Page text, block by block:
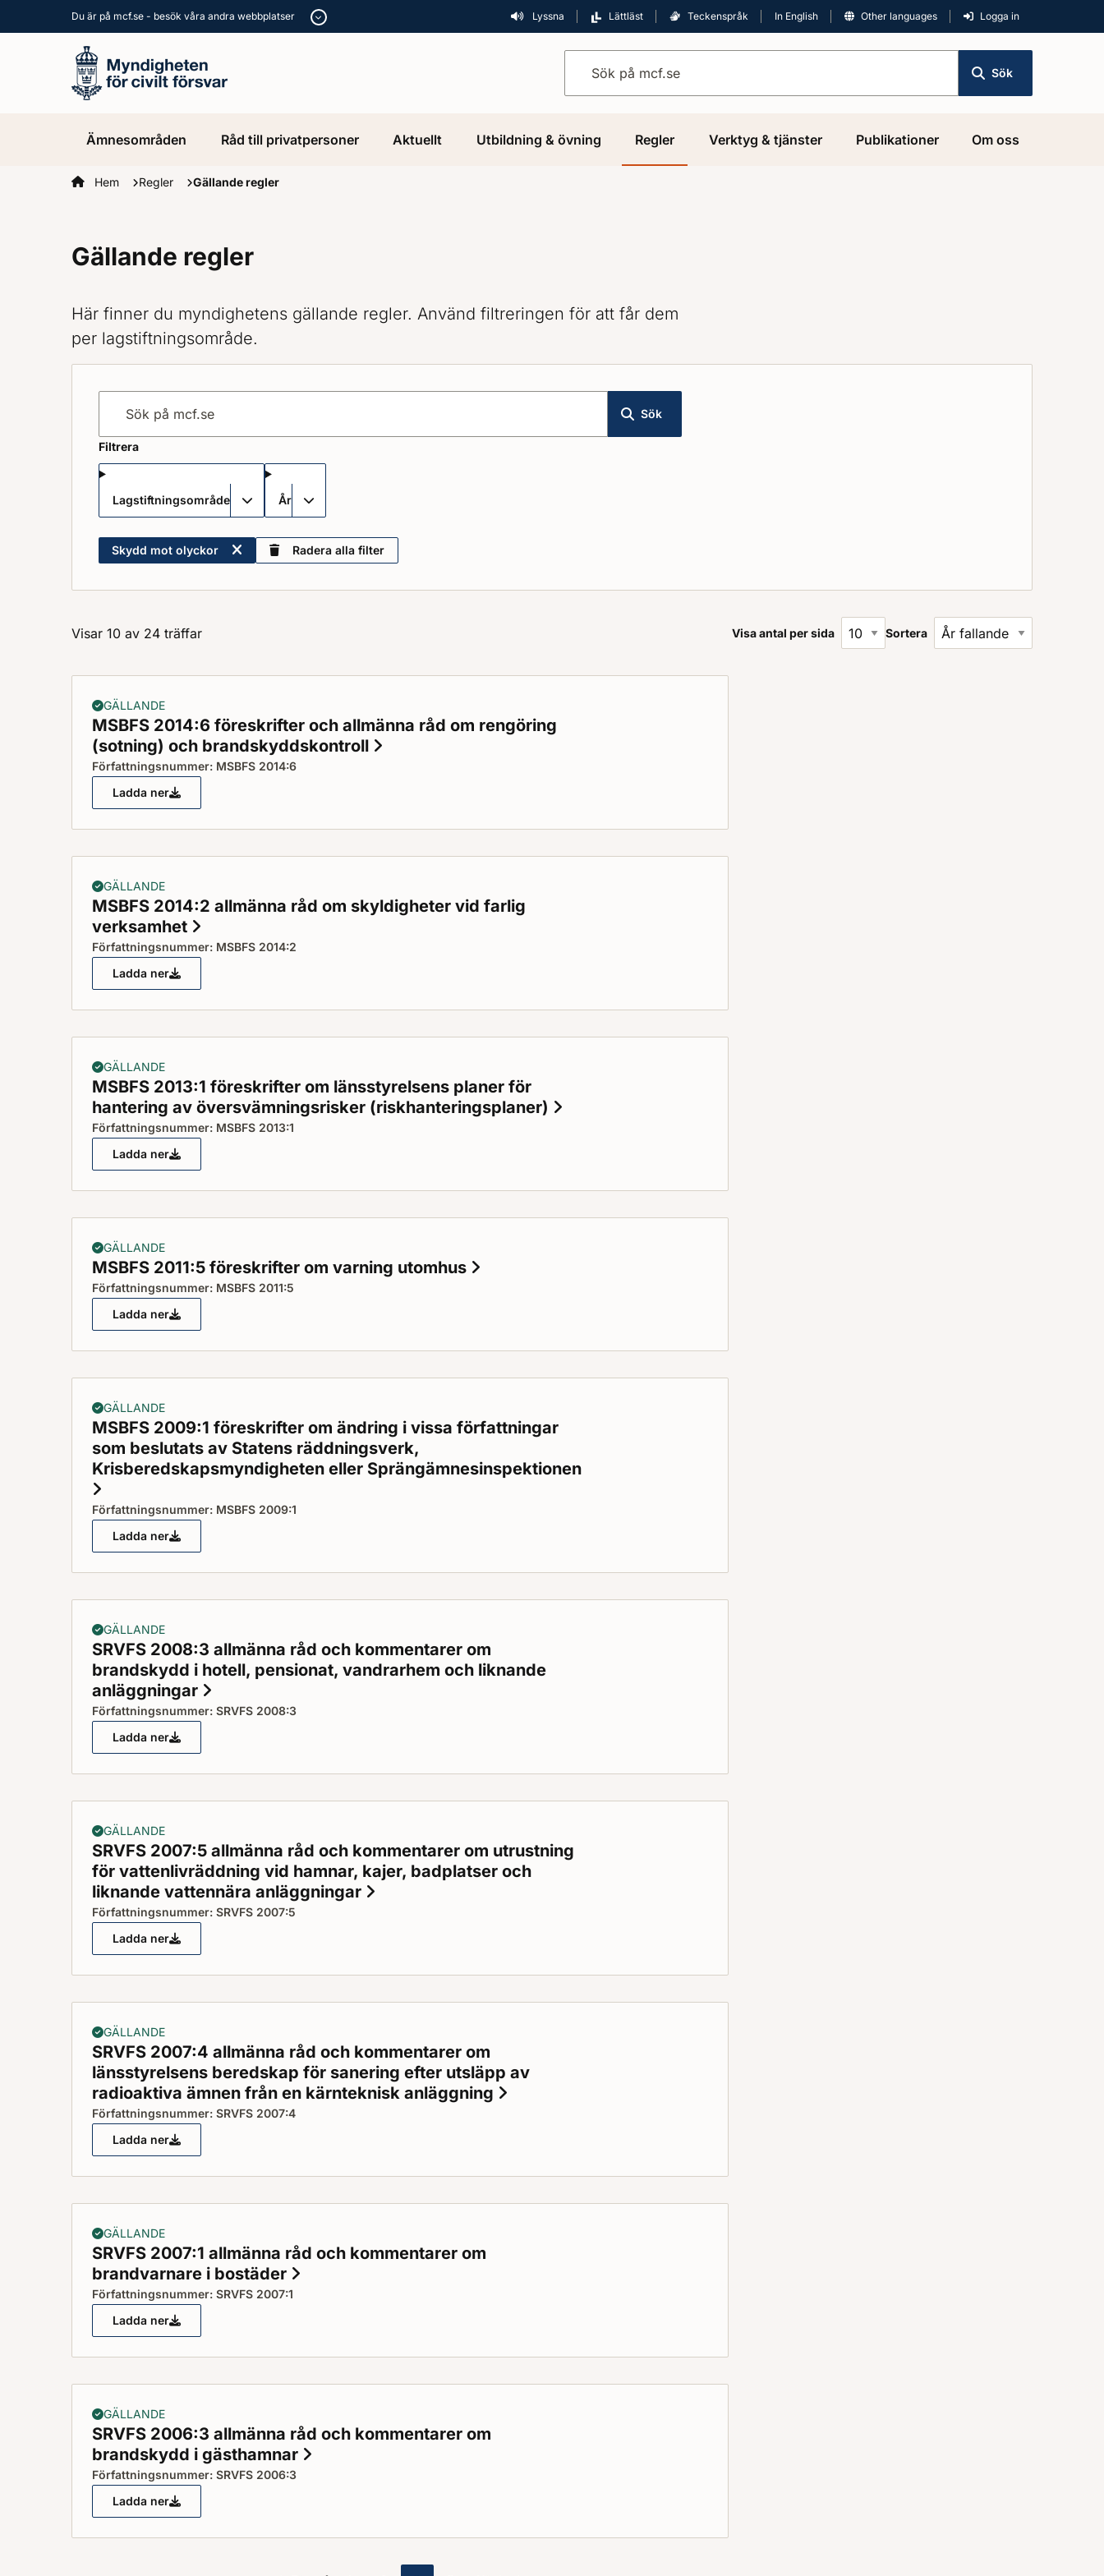
Du är på mcf.se - besök våra andra webbplatser Lyssna Lättläst Teckenspråk In English Other languages Logga in
Sök
Ämnesområden Råd till privatpersoner Aktuellt Utbildning & övning Regler Verktyg & tjänster Publikationer Om oss
Startsidan
Hem Regler Gällande regler
Gällande regler
Här finner du myndighetens gällande regler. Använd filtreringen för att får dem
per lagstiftningsområde.
Sök
Filtrera
Lagstiftningsområde År
Skydd mot olyckor Radera alla filter
Visar 10 av 24 träffar Visa antal per sida Sortera
GÄLLANDE
MSBFS 2014:6 föreskrifter och allmänna råd om rengöring
(sotning) och brandskyddskontroll
Författningsnummer: MSBFS 2014:6
Ladda ner
MSBFS 2014:6 föreskrifter och allmänna råd om rengöring (sotning) och brandskyddskontroll
GÄLLANDE
MSBFS 2014:2 allmänna råd om skyldigheter vid farlig
verksamhet
Författningsnummer: MSBFS 2014:2
Ladda ner
MSBFS 2014:2 allmänna råd om skyldigheter vid farlig verksamhet
GÄLLANDE
MSBFS 2013:1 föreskrifter om länsstyrelsens planer för
hantering av översvämningsrisker (riskhanteringsplaner)
Författningsnummer: MSBFS 2013:1
Ladda ner
MSBFS 2013:1 föreskrifter om länsstyrelsens planer för hantering av översvämningsrisker (riskhanteringsplaner)
GÄLLANDE
MSBFS 2011:5 föreskrifter om varning utomhus
Författningsnummer: MSBFS 2011:5
Ladda ner
MSBFS 2011:5 föreskrifter om varning utomhus
GÄLLANDE
MSBFS 2009:1 föreskrifter om ändring i vissa författningar
som beslutats av Statens räddningsverk,
Krisberedskapsmyndigheten eller Sprängämnesinspektionen
Författningsnummer: MSBFS 2009:1
Ladda ner
MSBFS 2009:1 föreskrifter om ändring i vissa författningar som beslutats av Statens räddningsverk, Krisberedskapsmyndigheten eller Sprängämnesinspektionen
GÄLLANDE
SRVFS 2008:3 allmänna råd och kommentarer om
brandskydd i hotell, pensionat, vandrarhem och liknande
anläggningar
Författningsnummer: SRVFS 2008:3
Ladda ner
SRVFS 2008:3 allmänna råd och kommentarer om brandskydd i hotell, pensionat, vandrarhem och liknande anläggningar
GÄLLANDE
SRVFS 2007:5 allmänna råd och kommentarer om utrustning
för vattenlivräddning vid hamnar, kajer, badplatser och
liknande vattennära anläggningar
Författningsnummer: SRVFS 2007:5
Ladda ner
SRVFS 2007:5 allmänna råd och kommentarer om utrustning för vattenlivräddning vid hamnar, kajer, badplatser och liknande vattennära anläggningar
GÄLLANDE
SRVFS 2007:4 allmänna råd och kommentarer om
länsstyrelsens beredskap för sanering efter utsläpp av
radioaktiva ämnen från en kärnteknisk anläggning
Författningsnummer: SRVFS 2007:4
Ladda ner
SRVFS 2007:4 allmänna råd och kommentarer om länsstyrelsens beredskap för sanering efter utsläpp av radioaktiva ämnen från en kärnteknisk anläggning
GÄLLANDE
SRVFS 2007:1 allmänna råd och kommentarer om
brandvarnare i bostäder
Författningsnummer: SRVFS 2007:1
Ladda ner
SRVFS 2007:1 allmänna råd och kommentarer om brandvarnare i bostäder
GÄLLANDE
SRVFS 2006:3 allmänna råd och kommentarer om
brandskydd i gästhamnar
Författningsnummer: SRVFS 2006:3
Ladda ner
SRVFS 2006:3 allmänna råd och kommentarer om brandskydd i gästhamnar